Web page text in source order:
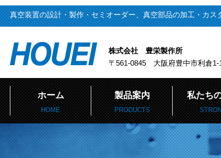
真空装置の設計・製作・セミオーダー、真空部品の加工・カ
株式会社 豊栄製作所
〒561-0845 大阪府豊中市利倉1-
ホーム
HOME
製品案内
PRODUCTS
私たち